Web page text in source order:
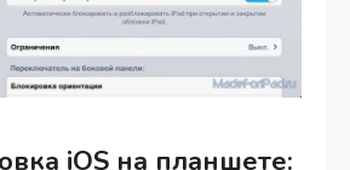
iOS на планшете: